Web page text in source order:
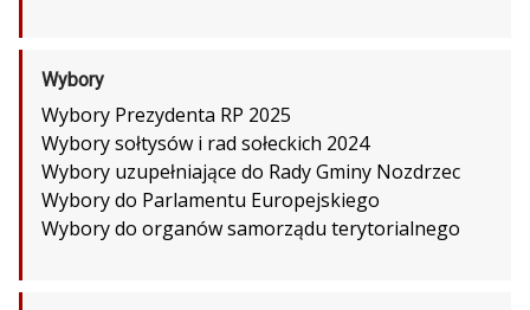
Wybory
Wybory Prezydenta RP 2025
Wybory sołtysów i rad sołeckich 2024
Wybory uzupełniające do Rady Gminy Nozdrzec
Wybory do Parlamentu Europejskiego
Wybory do organów samorządu terytorialnego